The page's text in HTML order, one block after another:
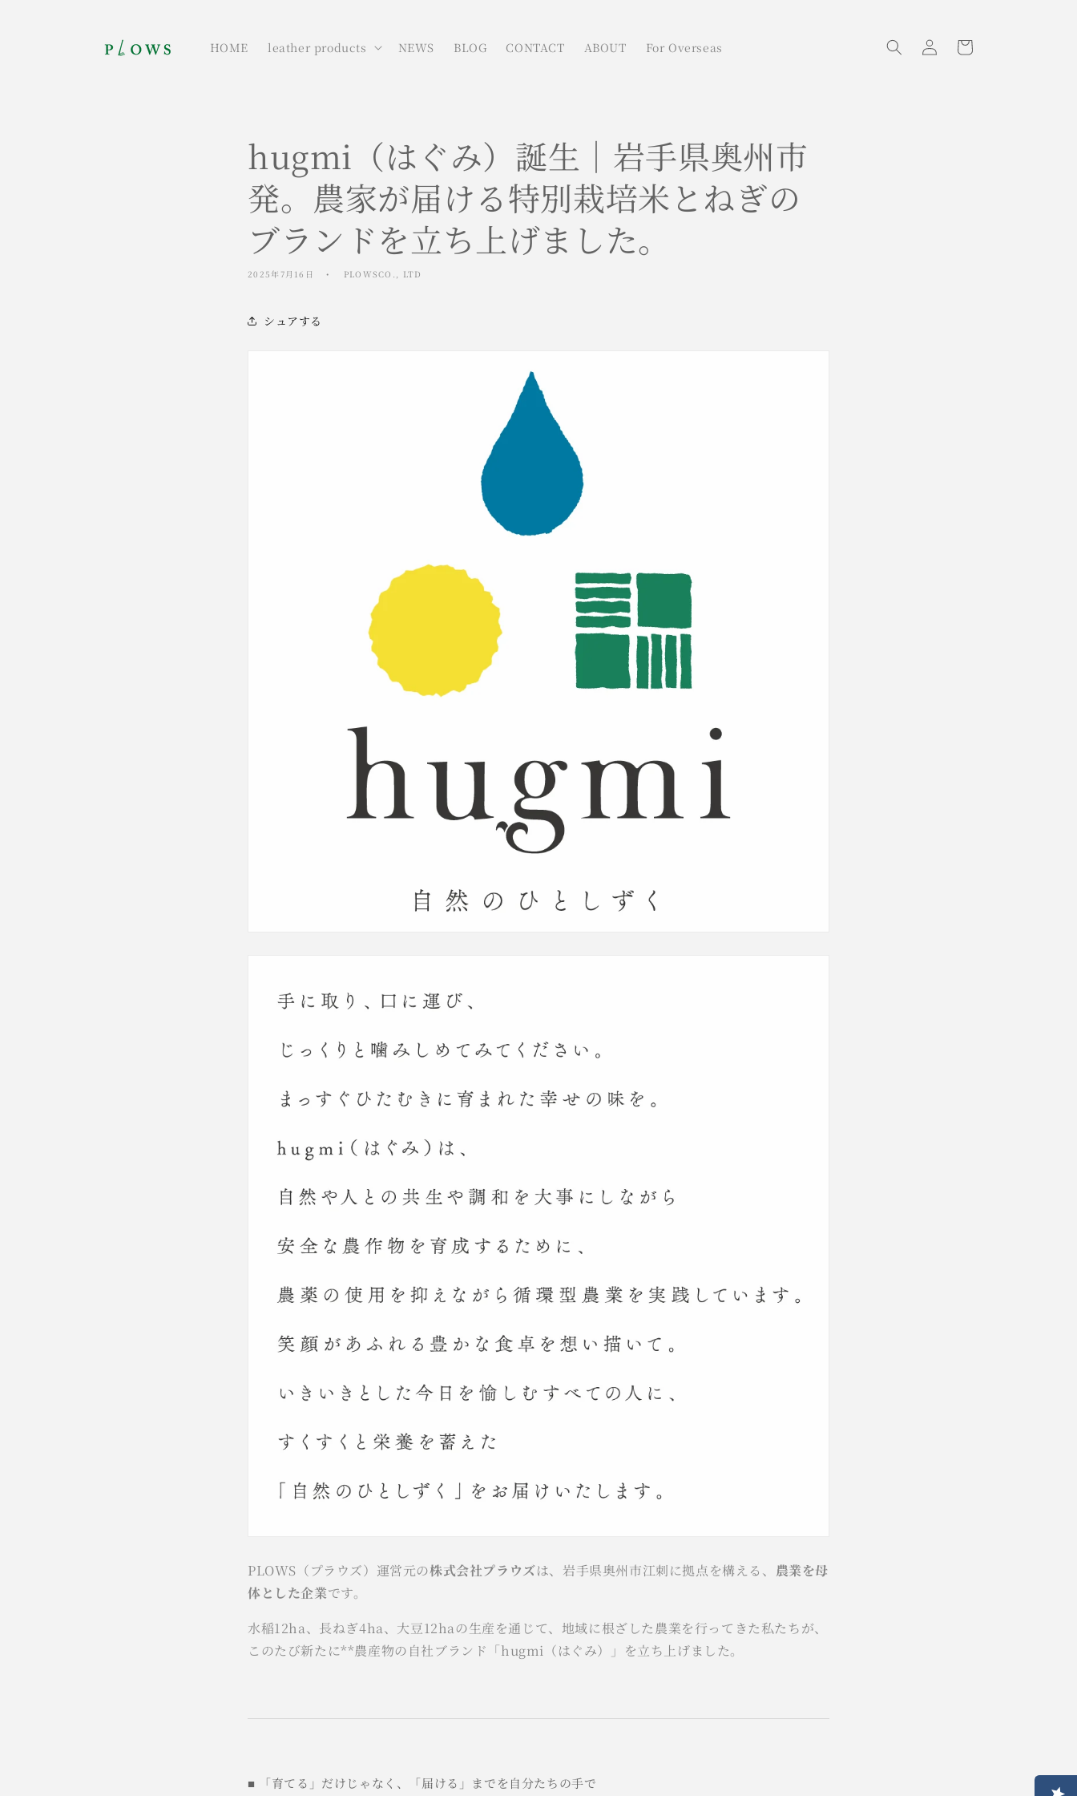
HOME leather products NEWS BLOG CONTACT ABOUT For Overseas
グ
イ
ー
hugmi（はぐみ）誕生｜岩手県奥州市
発。農家が届ける特別栽培米とねぎの
ブランドを立ち上げました。
2025年7月16日 PLOWSCO., LTD
シュアする
PLOWS（プラウズ）運営元の株式会社プラウズは、岩手県奥州市江刺に拠点を構える、 農業を母
体とした企業です。
水稲12ha、長ねぎ4ha、大豆12haの生産を通じて、地域に根ざした農業を行ってきた私たちが、
このたび新たに**農産物の自社ブランド「hugmi（はぐみ）」を立ち上げました。
■ 「育てる」だけじゃなく、「届ける」までを自分たちの手で